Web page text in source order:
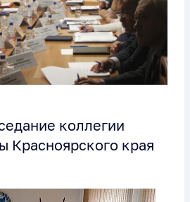
коллегии
Красноярского края